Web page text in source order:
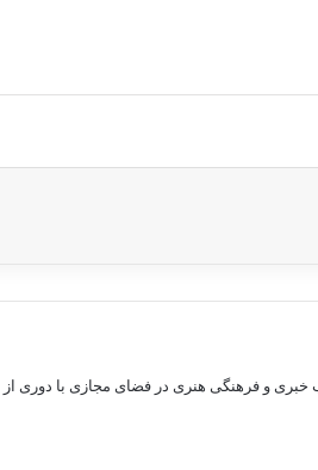
مطالب خبری و فرهنگی هنری در فضای مجازی با دوری از